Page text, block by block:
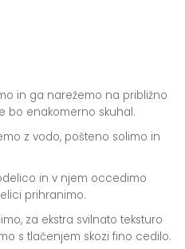
in ga narežemo na približno
bo enakomerno skuhal.
z vodo, pošteno solimo in
in v njem occedimo
prihranimo.
za ekstra svilnato teksturo
s tlačenjem skozi fino cedilo.